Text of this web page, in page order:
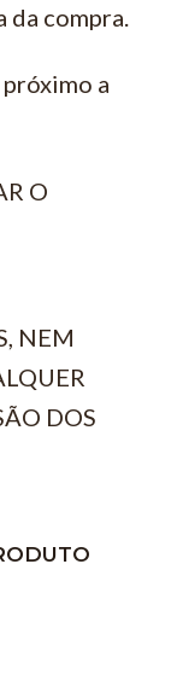
compra.
a
O
NEM
DOS